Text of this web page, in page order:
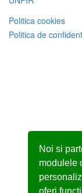
Noi si
modulele
oferi
Politica cookies
Politica de